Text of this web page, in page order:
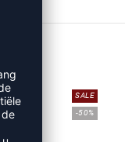
SALE
-50%